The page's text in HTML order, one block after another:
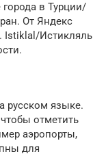
в Турции/
От Яндекс
Istiklal/Истикляль
русском языке.
отметить
аэропорты,
для